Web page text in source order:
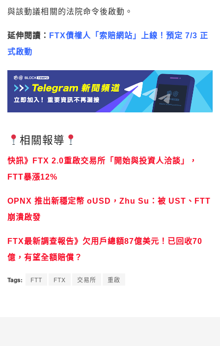
與該動議相關的法院命令後啟動。
延伸閱讀： FTX債權人「索賠網站」上線！預定 7/3 正
式啟動
相關報導
快訊》FTX 2.0重啟交易所「開始與投資人洽談」，
FTT暴漲12%
OPNX 推出新穩定幣 oUSD，Zhu Su：被 UST、FTT
崩潰啟發
FTX最新調查報告》欠用戶總額87億美元！已回收70
億，有望全額賠償？
Tags: FTT FTX 交易所 重啟